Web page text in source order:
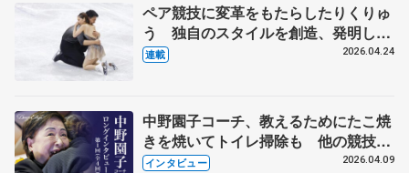
ペア競技に変革をもたらしたりくりゅ
う 独自のスタイルを創造、発明した
【引退発表後②】
連載 2026.04.24
中野園子コーチ、教えるためにたこ焼
きを焼いてトイレ掃除も 他の競技に
も通用するという坂本花織の筋肉
インタビュー 2026.04.09